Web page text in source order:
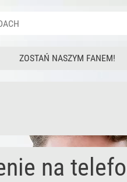
ZOSTAŃ NASZYM FANEM!
na